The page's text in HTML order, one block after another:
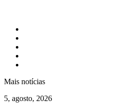
Mais notícias
5, agosto, 2026